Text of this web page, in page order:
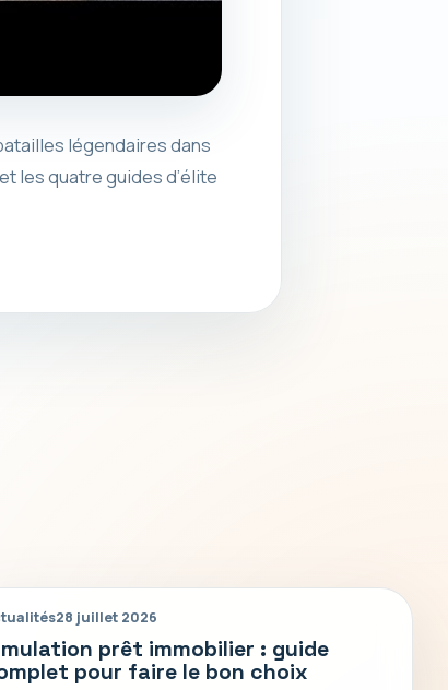
légendaires dans
les quatre guides d’élite
28 juillet 2026
prêt immobilier : guide
pour faire le bon choix